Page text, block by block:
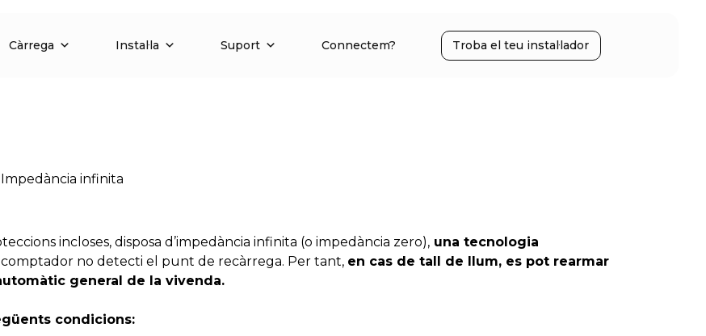
Càrrega Instal·la Suport Connectem? Troba el teu instal·lador
Impedància infinita
incloses, disposa d’impedància infinita (o impedància zero), una tecnologia
no detecti el punt de recàrrega. Per tant, en cas de tall de llum, es pot rearmar
general de la vivenda.
condicions: